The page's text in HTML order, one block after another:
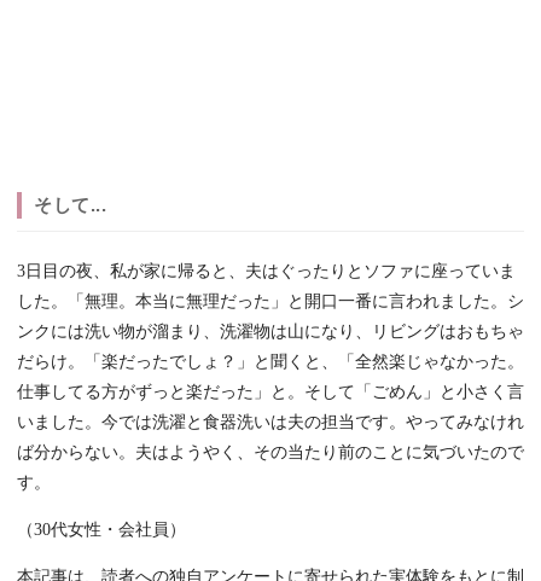
そして...
3日目の夜、私が家に帰ると、夫はぐったりとソファに座っていま
した。「無理。本当に無理だった」と開口一番に言われました。シ
ンクには洗い物が溜まり、洗濯物は山になり、リビングはおもちゃ
だらけ。「楽だったでしょ？」と聞くと、「全然楽じゃなかった。
仕事してる方がずっと楽だった」と。そして「ごめん」と小さく言
いました。今では洗濯と食器洗いは夫の担当です。やってみなけれ
ば分からない。夫はようやく、その当たり前のことに気づいたので
す。
（30代女性・会社員）
本記事は、読者への独自アンケートに寄せられた実体験をもとに制